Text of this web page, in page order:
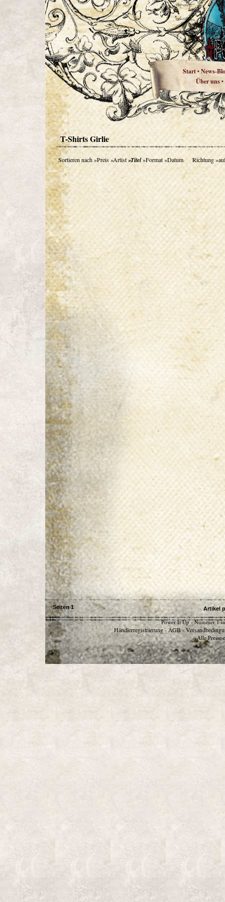
Start•News-
Über uns•
T-Shirts Girlie
Sortieren nach»Preis»Artist»Titel»Format»Datum Richtung
Seiten1 Artikel
Power It Up - Nummer 1
Händlerregistrierung - AGB -
Alle Preise